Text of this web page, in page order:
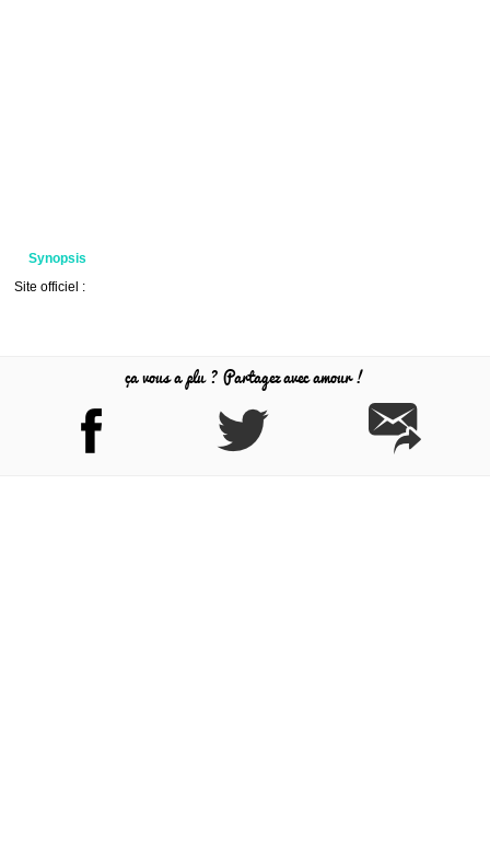
Synopsis
Site officiel :
ça vous a plu ? Partagez avec amour !